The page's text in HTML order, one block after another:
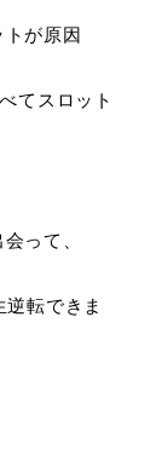
が原因
てスロット
って、
転できま